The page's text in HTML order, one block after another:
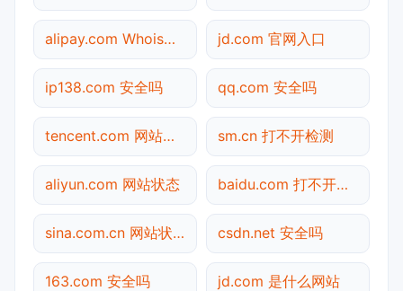
alipay.com Whois查询 jd.com 官网入口
ip138.com 安全吗 qq.com 安全吗
tencent.com 网站状态 sm.cn 打不开检测
aliyun.com 网站状态 baidu.com 打不开检测
sina.com.cn 网站状态 csdn.net 安全吗
163.com 安全吗 jd.com 是什么网站